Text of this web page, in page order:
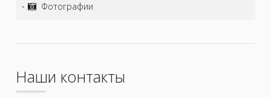
Фотографии
Наши контакты